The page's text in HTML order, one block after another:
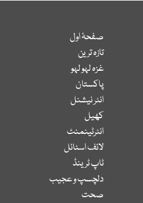
صفحۂ اول
تازہ ترین
غزہ لہو لہو
پاکستان
انٹر نیشنل
کھیل
انٹرٹینمنٹ
لائف اسٹائل
ٹاپ ٹرینڈ
دلچسپ و عجیب
صحت